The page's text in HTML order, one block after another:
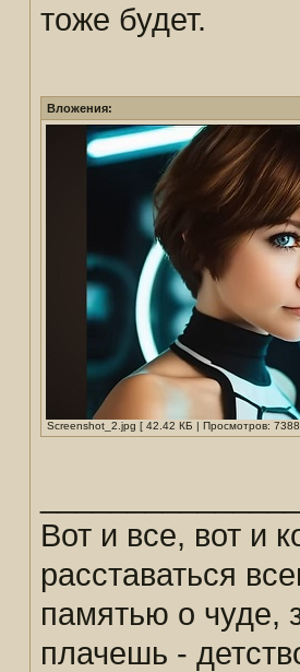
тоже будет.
Вложения:
Screenshot_2.jpg [ 42.42 КБ | Просмотров:
Вот и все, вот и
расставаться
памятью о чуде,
плачешь -